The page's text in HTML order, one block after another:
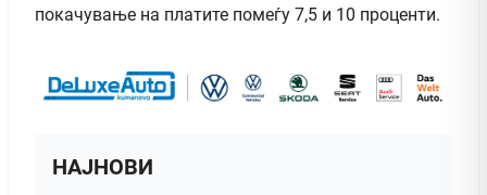
покачување на платите помеѓу 7,5 и 10 проценти.
НАЈНОВИ